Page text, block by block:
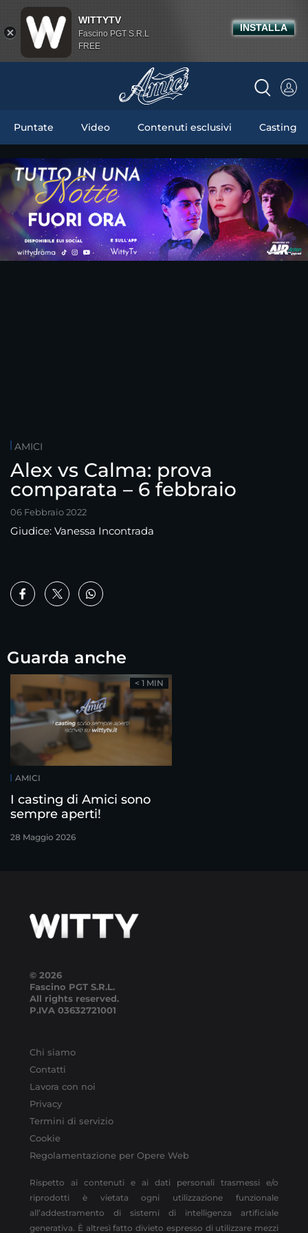
Puntate Video Contenuti esclusivi Casting
AMICI
Alex vs Calma: prova
comparata – 6 febbraio
06 Febbraio 2022
Giudice: Vanessa Incontrada
Guarda anche
AMICI
I casting di Amici sono
sempre aperti!
28 Maggio 2026
< 1 MIN
© 2026
Fascino PGT S.R.L.
All rights reserved.
P.IVA 03632721001
Chi siamo
Contatti
Lavora con noi
Privacy
Termini di servizio
Cookie
Regolamentazione per Opere Web
Rispetto ai contenuti e ai dati personali trasmessi e/o
riprodotti è vietata ogni utilizzazione funzionale
all’addestramento di sistemi di intelligenza artificiale
generativa. È altresì fatto divieto espresso di utilizzare mezzi
WITTYTV
Fascino PGT S.R.L
FREE
INSTALLA